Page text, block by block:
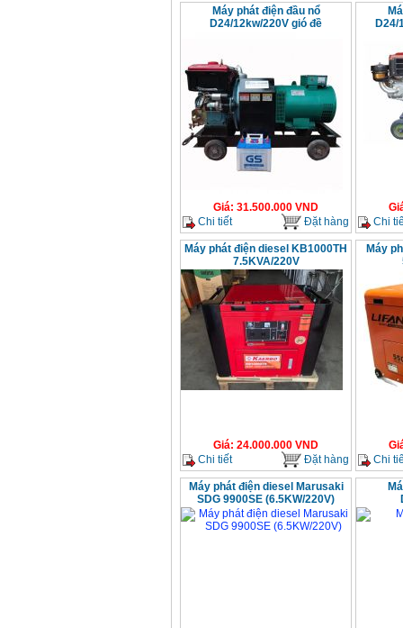
Máy phát điện đầu nổ
D24/12kw/220V gió đề
Giá: 31.500.000 VND
Chi tiết
Đặt hàng
Chi
Máy phát điện diesel KB1000TH
7.5KVA/220V
Giá: 24.000.000 VND
Chi tiết
Đặt hàng
Máy
Chi
Máy phát điện diesel Marusaki
SDG 9900SE (6.5KW/220V)